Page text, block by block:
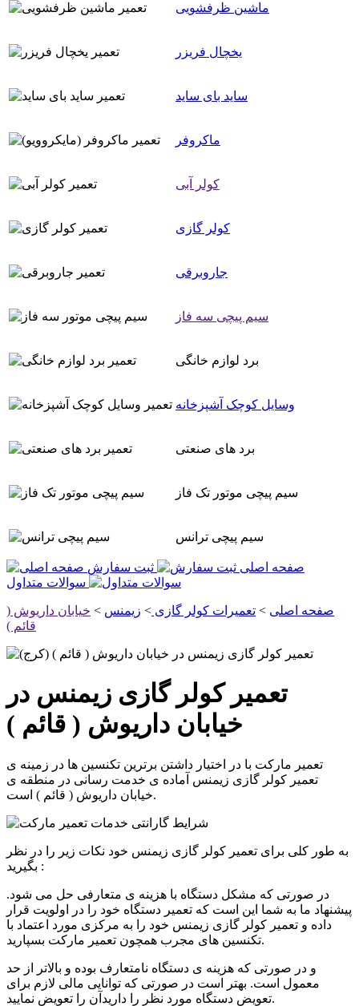
ماشین ظرفشویی
یخچال فریزر
ساید بای ساید
ماکروفر
کولر آبی
کولر گازی
جاروبرقی
سیم پیچی سه فاز
برد لوازم خانگی
وسایل کوچک آشپزخانه
برد های صنعتی
سیم پیچی موتور تک فاز
سیم پیچی ترانس
صفحه اصلی
ثبت سفارش
سوالات متداول
صفحه اصلی > تعمیرات کولر گازی > زیمنس > خیابان داریوش (
قائم )
تعمیر کولر گازی زیمنس در
خیابان داریوش ( قائم )
تعمیر مارکت با در اختیار داشتن برترین تکنسین ها در زمینه ی
تعمیر کولر گازی زیمنس آماده ی خدمت رسانی در منطقه ی
خیابان داریوش ( قائم )است.
به طور کلی برای تعمیر کولر گازی زیمنس خود نکات زیر را در نظر
بگیرید :
در صورتی که مشکل دستگاه با هزینه ی متعارفی حل می شود.
پیشنهاد ما به شما این است که تعمیر دستگاه خود را در اولویت قرار
داده و تعمیر کولر گازی زیمنس خود را به مرکزی مورد اعتماد با
تکنسین های مجرب همچون تعمیر مارکت بسپارید.
و در صورتی که هزینه ی دستگاه نامتعارف بوده و بالاتر از حد
معمول است. بهتر است در صورتی که توانایی مالی لازم برای
تعویض دستگاه مورد نظر را دارید‌آن را تعویض نمایید.